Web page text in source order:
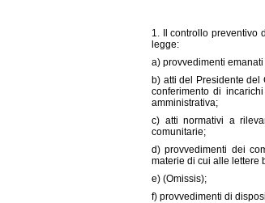
1. Il controllo preventivo
legge:
a) provvedimenti
b) atti del Presidente del
conferimento di
amministrativa;
c) atti normativi a
comunitarie;
d) provvedimenti dei
materie di cui alle lettere
e) (Omissis);
f) provvedimenti di